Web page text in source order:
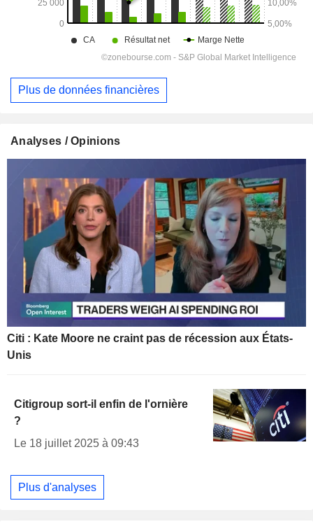
Plus de données financières
Analyses / Opinions
Citi : Kate Moore ne craint pas de récession aux États-
Unis
Citigroup sort-il enfin de l'ornière
?
Le 18 juillet 2025 à 09:43
Plus d'analyses